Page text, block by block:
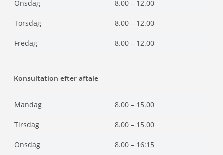
Onsdag 8.00 – 12.00
Torsdag 8.00 – 12.00
Fredag 8.00 – 12.00
Konsultation efter aftale
Mandag 8.00 – 15.00
Tirsdag 8.00 – 15.00
Onsdag 8.00 – 16:15